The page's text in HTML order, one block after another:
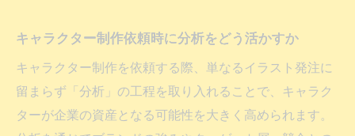
キャラクター制作依頼時に分析をどう活かすか
キャラクター制作を依頼する際、単なるイラスト発注に
留まらず「分析」の工程を取り入れることで、キャラク
ターが企業の資産となる可能性を大きく高められます。